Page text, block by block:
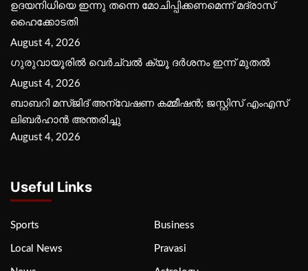
ഉദയനിധിയെ ഇന്നു തന്നെ മോചിപ്പിക്കണമെന്ന് മദ്രാസ്
ഹൈക്കോടതി
August 4, 2026
ഗുരുവായൂരില്‍ വെര്‍ച്വല്‍ ക്യൂ ദര്‍ശനം ഇന്ന് മുതല്‍
August 4, 2026
ബാബറി മസ്ജിദ് അന്വേഷണ കമ്മീഷന്‍; ജസ്റ്റിസ് എംഎസ്
ലിബര്‍ഹാന്‍ അന്തരിച്ചു
August 4, 2026
Useful Links
Sports Business
Local News Pravasi